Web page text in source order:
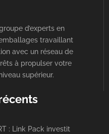
d’experts en
travaillant
avec un réseau de
à propulser votre
supérieur.
: Link Pack investit